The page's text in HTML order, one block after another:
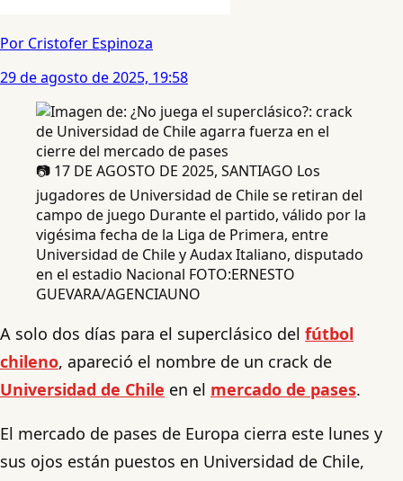
Por Cristofer Espinoza
29 de agosto de 2025, 19:58
📷 17 DE AGOSTO DE 2025, SANTIAGO Los
jugadores de Universidad de Chile se retiran del
campo de juego Durante el partido, válido por la
vigésima fecha de la Liga de Primera, entre
Universidad de Chile y Audax Italiano, disputado
en el estadio Nacional FOTO:ERNESTO
GUEVARA/AGENCIAUNO
A solo dos días para el superclásico del fútbol
chileno, apareció el nombre de un crack de
Universidad de Chile en el mercado de pases.
El mercado de pases de Europa cierra este lunes y
sus ojos están puestos en Universidad de Chile,